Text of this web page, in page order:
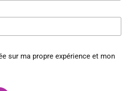
sur ma propre expérience et mon